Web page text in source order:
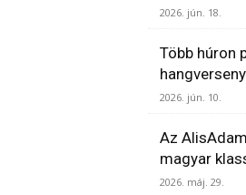
2026. jún. 18.
Több húron
2026. jún. 10.
Az
magyar
2026. máj. 29.